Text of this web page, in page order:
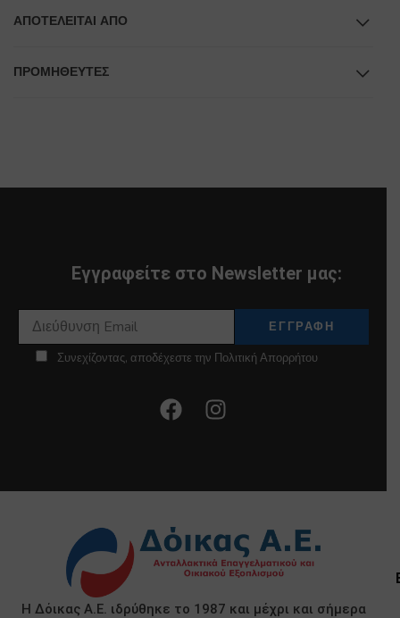
ΑΠΟΤΕΛΕΊΤΑΙ ΑΠΌ
ΠΡΟΜΗΘΕΥΤΕΣ
Εγγραφείτε στο Newsletter μας:
Συνεχίζοντας, αποδέχεστε την Πολιτική Απορρήτου
Η Δόικας Α.Ε. ιδρύθηκε το 1987 και μέχρι και σήμερα